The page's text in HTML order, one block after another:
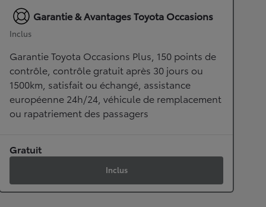
Garantie & Avantages Toyota Occasions
Inclus
Garantie Toyota Occasions Plus, 150 points de
contrôle, contrôle gratuit après 30 jours ou
1500km, satisfait ou échangé, assistance
européenne 24h/24, véhicule de remplacement
ou rapatriement des passagers
Gratuit
Inclus